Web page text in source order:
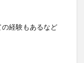
経験もあるなど